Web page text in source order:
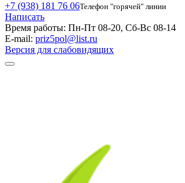
+7 (938) 181 76 06Телефон "горячей" линии
Написать
Время работы: Пн-Пт 08-20, Сб-Вс 08-14
E-mail: priz5pol@list.ru
Версия для слабовидящих